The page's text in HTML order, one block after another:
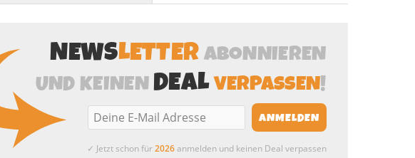
NEWSLETTERABONNIEREN
UND KEINENDEALVERPASSEN!
✓ Jetzt schon für2026anmelden und keinen Deal verpassen